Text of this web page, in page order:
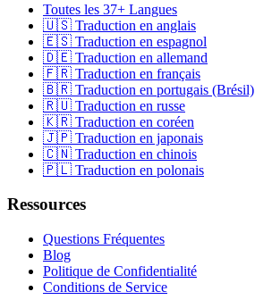
Toutes les 37+ Langues
🇺🇸 Traduction en anglais
🇪🇸 Traduction en espagnol
🇩🇪 Traduction en allemand
🇫🇷 Traduction en français
🇧🇷 Traduction en portugais (Brésil)
🇷🇺 Traduction en russe
🇰🇷 Traduction en coréen
🇯🇵 Traduction en japonais
🇨🇳 Traduction en chinois
🇵🇱 Traduction en polonais
Ressources
Questions Fréquentes
Blog
Politique de Confidentialité
Conditions de Service